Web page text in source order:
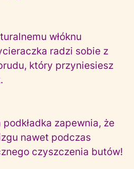
włóknu
radzi sobie z
który przyniesiesz
zapewnia, że
nawet podczas
czyszczenia butów!